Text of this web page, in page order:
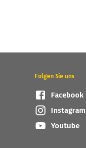
Folgen Sie uns
Facebook
Instagram
Youtube